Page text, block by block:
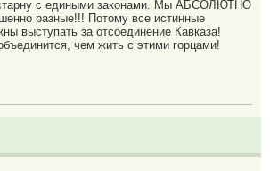
с едиными законами. Мы АБСОЛЮТНО
разные!!! Потому все истинные
выступать за отсоединение Кавказа!
чем жить с этими горцами!